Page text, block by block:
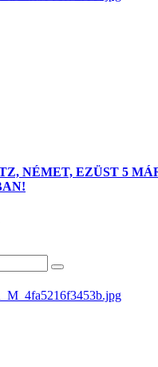
NÉMET, EZÜST 5